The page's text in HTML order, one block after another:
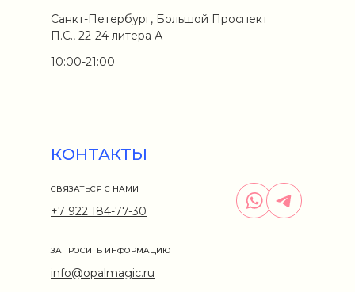
10:00-21:00
Санкт-Петербург, Большой Проспект
П.С., 22-24 литера А
КОНТАКТЫ
info@opalmagic.ru
+7 922 184-77-30
СВЯЗАТЬСЯ С НАМИ
ЗАПРОСИТЬ ИНФОРМАЦИЮ